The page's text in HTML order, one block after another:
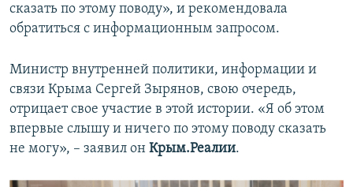
сказать по этому поводу», и рекомендовала
обратиться с информационным запросом.
Министр внутренней политики, информации и
связи Крыма Сергей Зырянов, свою очередь,
отрицает свое участие в этой истории. «Я об этом
впервые слышу и ничего по этому поводу сказать
не могу», – заявил он Крым.Реалии.